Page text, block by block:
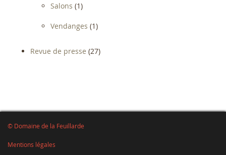
Salons (1)
Vendanges (1)
Revue de presse (27)
© Domaine de la Feuillarde
Mentions légales